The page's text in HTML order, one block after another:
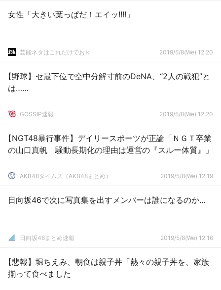
女性「大きい葉っぱだ！エイッ!!!!」
芸能ネタはこれだけでおｋ 2019/5/8(We) 12:20
【野球】セ最下位で空中分解寸前のDeNA、“2人の戦犯”と
は……
GOSSIP速報 2019/5/8(We) 12:20
【NGT48暴行事件】デイリースポーツが正論「ＮＧＴ卒業
の山口真帆 騒動長期化の理由は運営の『スルー体質』」
AKB48タイムズ（AKB48まとめ） 2019/5/8(We) 12:19
日向坂46で次に写真集を出すメンバーは誰になるのか…
日向坂46まとめ速報 2019/5/8(We) 12:16
【悲報】堀ちえみ、朝食は親子丼「熱々の親子丼を、家族
揃って食べました